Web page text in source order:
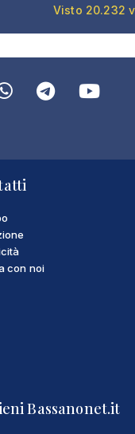
Visto 20.232
con noi
Bassanonet.it